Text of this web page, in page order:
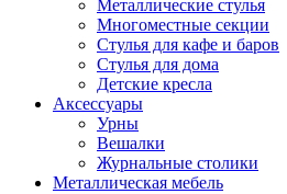
Металлические стулья
Многоместные секции
Стулья для кафе и баров
Стулья для дома
Детские кресла
Аксессуары
Урны
Вешалки
Журнальные столики
Металлическая мебель